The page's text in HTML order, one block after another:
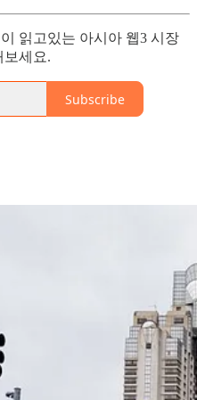
읽고있는 아시아 웹3 시장
보세요.
Subscribe